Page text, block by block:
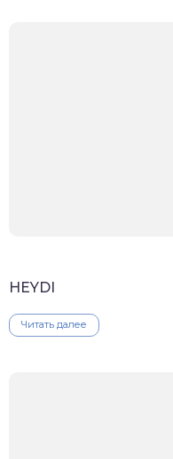
HEYDI
Читать далее